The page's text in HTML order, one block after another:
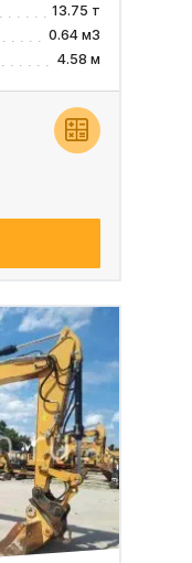
13.75 т
0.64 м3
4.58 м